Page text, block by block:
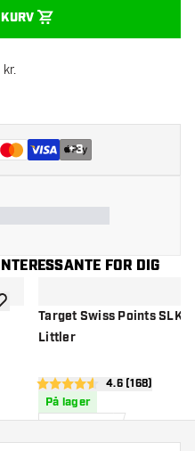
+3
FOR DIG
til ønskeliste
Target Swiss Points SLK
Littler
åbn
4.6 bedømmelsesstjerner
4.6 (168)
På lager